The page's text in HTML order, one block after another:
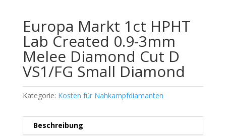
Europa Markt 1ct HPHT
Lab Created 0.9-3mm
Melee Diamond Cut D
VS1/FG Small Diamond
Kategorie: Kosten für Nahkampfdiamanten
Beschreibung